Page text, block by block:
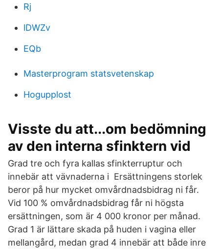
Rj
lDWZv
EQb
Masterprogram statsvetenskap
Hogupplost
Visste du att...om bedömning
av den interna sfinktern vid
Grad tre och fyra kallas sfinkterruptur och
innebär att vävnaderna i Ersättningens storlek
beror på hur mycket omvårdnadsbidrag ni får.
Vid 100 % omvårdnadsbidrag får ni högsta
ersättningen, som är 4 000 kronor per månad.
Grad 1 är lättare skada på huden i vagina eller
mellangård, medan grad 4 innebär att både inre